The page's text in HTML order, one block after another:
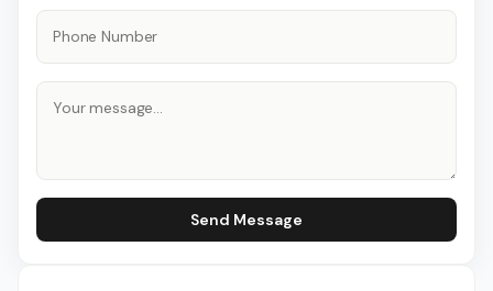
Send Message